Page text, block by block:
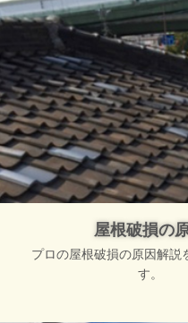
屋根破損の
プロの屋根破損の原因解説
す。